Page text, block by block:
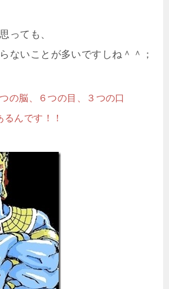
っても、
ないことが多いですしね＾＾；
の脳、６つの目、３つの口
んです！！